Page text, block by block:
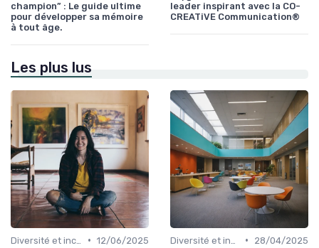
champion” : Le guide ultime
pour développer sa mémoire
à tout âge.
leader inspirant avec la CO-
CREATiVE Communication®
Les plus lus
• 12/06/2025
•
28/04/2025